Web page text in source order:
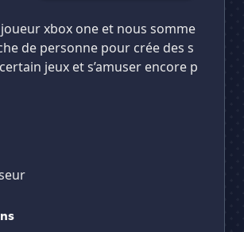
xbox one et nous somme
de personne pour crée des s
jeux et s’amuser encore p